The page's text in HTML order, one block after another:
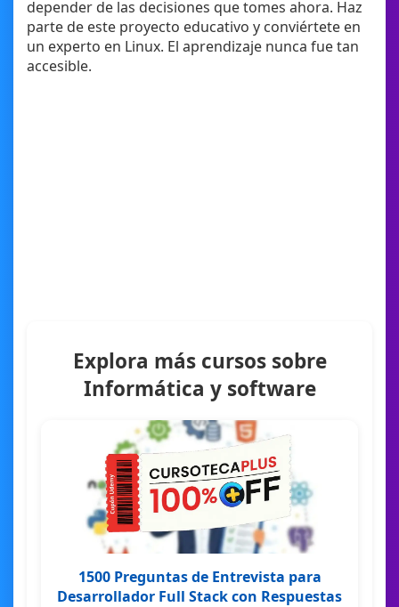
depender de las decisiones que tomes ahora. Haz
parte de este proyecto educativo y conviértete en
un experto en Linux. El aprendizaje nunca fue tan
accesible.
Explora más cursos sobre
Informática y software
1500 Preguntas de Entrevista para
Desarrollador Full Stack con Respuestas